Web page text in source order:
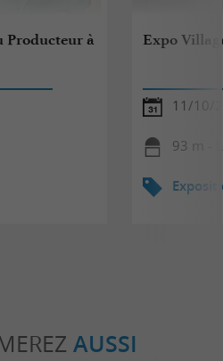
Producteur à
Expo
11/10/
93 m -
AUSSI